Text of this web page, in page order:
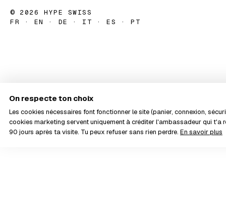
© 2026 HYPE SWISS
FR · EN · DE · IT · ES · PT
On respecte ton choix
Les cookies nécessaires font fonctionner le site (panier, connexion,
cookies marketing servent uniquement à créditer l'ambassadeur qui t'a
90 jours après ta visite. Tu peux refuser sans rien perdre. En savoir plus